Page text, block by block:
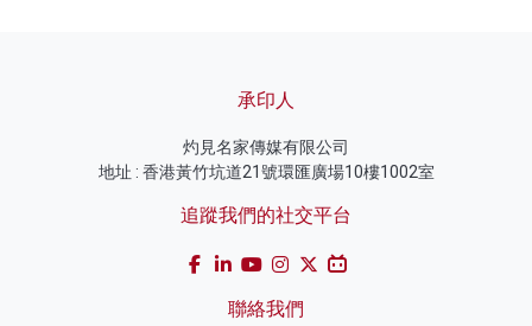
承印人
灼見名家傳媒有限公司
地址 : 香港黃竹坑道21號環匯廣場10樓1002室
追蹤我們的社交平台
聯絡我們